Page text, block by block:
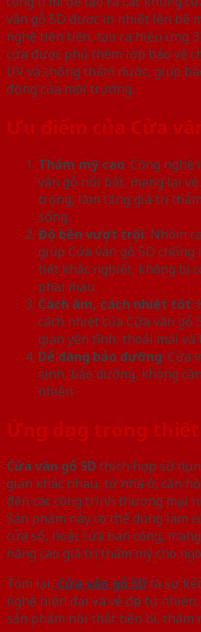
vân gỗ 5D được in nhiệt lên bề
nghệ tiên tiến, tạo ra hiệu ứng
cửa được phủ thêm lớp bảo vệ
UV và chống thấm nước, giúp
động của môi trường.
Ưu điểm của Cửa
Thẩm mỹ cao: Công nghệ
vân gỗ nổi bật, mang lại vẻ
trọng, làm tăng giá trị
sống.
Độ bền vượt trội: Nhôm
giúp Cửa vân gỗ 5D
tiết khắc nghiệt, không bị
phai màu.
Cách âm, cách nhiệt tốt:
cách nhiệt của Cửa vân gỗ
gian yên tĩnh, thoải mái
Dễ dàng bảo dưỡng: Cửa
sinh, bảo dưỡng, không
nhiên.
Ứng dụng trong
Cửa vân gỗ 5Dthích hợp sử
gian khác nhau, từ nhà ở, căn
đến các công trình thương mại
Sản phẩm này có thể dùng làm
cửa sổ, hoặc cửa ban công,
nâng cao giá trị thẩm mỹ cho
Tóm lại, Cửa vân gỗ 5D là sự
nghệ hiện đại và vẻ đẹp tự
sản phẩm nội thất bền bỉ, thẩm